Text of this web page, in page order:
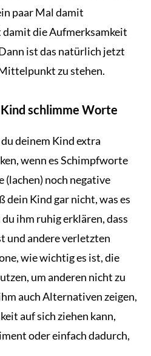
paar Mal damit
die Aufmerksamkeit
ist das natürlich jetzt
zu stehen.
schlimme Worte
deinem Kind extra
wenn es Schimpfworte
noch negative
dein Kind gar nicht, was es
ihm ruhig erklären, dass
und andere verletzten
wie wichtig es ist, die
um anderen nicht zu
auch Alternativen zeigen,
auf sich ziehen kann,
oder einfach dadurch,